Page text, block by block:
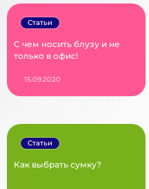
С чем носить блузу и не
только в офис!
Статьи
15.09.2020
Как выбрать сумку?
Статьи